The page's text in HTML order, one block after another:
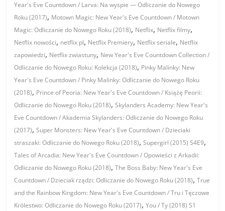
Year's Eve Countdown / Larva: Na wyspie — Odliczanie do Nowego
Roku (2017), Motown Magic: New Year's Eve Countdown / Motown
Magic: Odliczanie do Nowego Roku (2018), Netflix, Netflix filmy,
Netflix nowości, netflix pl, Netflix Premiery, Netflix seriale, Netflix
zapowiedzi, Netflix zwiastuny, New Year's Eve Countdown Collection /
Odliczanie do Nowego Roku: Kolekcja (2018), Pinky Malinky: New
Year's Eve Countdown / Pinky Malinky: Odliczanie do Nowego Roku
(2018), Prince of Peoria: New Year's Eve Countdown / Książę Peorii:
Odliczanie do Nowego Roku (2018),Skylanders Academy: New Year's
Eve Countdown / Akademia Skylanders: Odliczanie do Nowego Roku
(2017),Super Monsters: New Year's Eve Countdown / Dzieciaki
straszaki: Odliczanie do Nowego Roku (2018),Supergirl (2015) S4E9,
Tales of Arcadia: New Year's Eve Countdown / Opowieści z Arkadii:
Odliczanie do Nowego Roku (2018),The Boss Baby: New Year's Eve
Countdown / Dzieciak rządzi: Odliczanie do Nowego Roku (2018),True
and the Rainbow Kingdom: New Year's Eve Countdown / Tru i Tęczowe
Królestwo: Odliczanie do Nowego Roku (2017),You / Ty (2018) S1